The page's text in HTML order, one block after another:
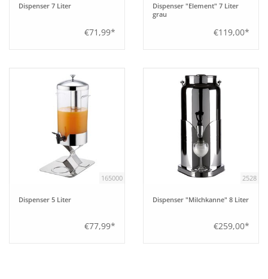
Küchenmöbel
Dispenser 7 Liter
€71,99*
Dispenser "Element" 7 Liter
grau
€119,00*
165000
Dispenser 5 Liter
€77,99*
2528
Dispenser "Milchkanne" 8 Liter
€259,00*